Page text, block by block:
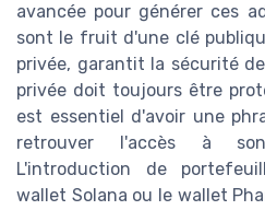
avancée pour générer ces
sont le fruit d'une clé
privée, garantit la sécurité
privée doit toujours être
est essentiel d'avoir une
retrouver l'accès à
L'introduction de
wallet Solana ou le wallet